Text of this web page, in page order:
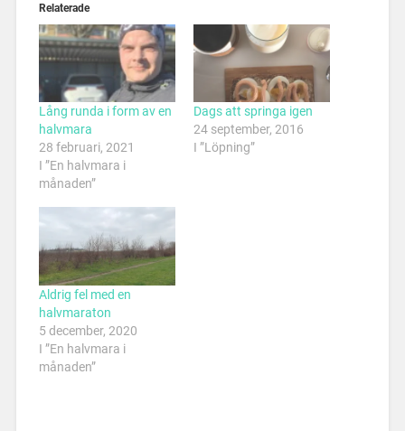
Relaterade
Lång runda i form av en
halvmara
28 februari, 2021
I ”En halvmara i
månaden”
Dags att springa igen
24 september, 2016
I ”Löpning”
Aldrig fel med en
halvmaraton
5 december, 2020
I ”En halvmara i
månaden”